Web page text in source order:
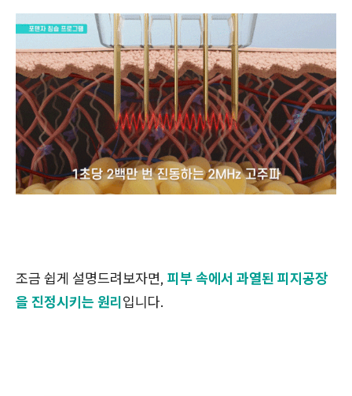
조금 쉽게 설명드려보자면, 피부 속에서 과열된 피지공장
을 진정시키는 원리입니다.